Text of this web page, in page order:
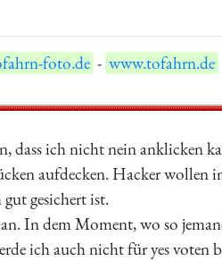
foto.de - www.tofahrn.de
dass ich nicht nein anklicken
aufdecken. Hacker wollen
gesichert ist.
In dem Moment, wo so
ich auch nicht für yes voten